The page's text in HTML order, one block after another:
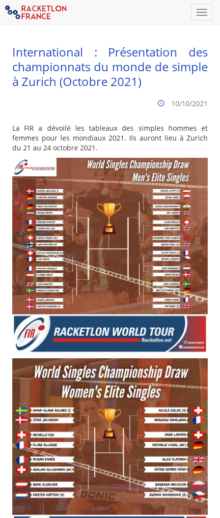
Menu
International : Présentation des
championnats du monde de simple
à Zurich (Octobre 2021)
10/10/2021
La FIR a dévoilé les tableaux des simples hommes et
femmes pour les mondiaux 2021. Ils auront lieu à Zurich
du 21 au 24 octobre 2021.